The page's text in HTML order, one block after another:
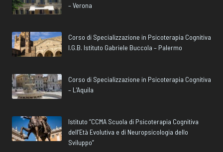
– Verona
Corso di Specializzazione in Psicoterapia Cognitiva
I.G.B. Istituto Gabriele Buccola – Palermo
Corso di Specializzazione in Psicoterapia Cognitiva
– L’Aquila
Istituto “CCMA Scuola di Psicoterapia Cognitiva
dell’Età Evolutiva e di Neuropsicologia dello
Sviluppo”